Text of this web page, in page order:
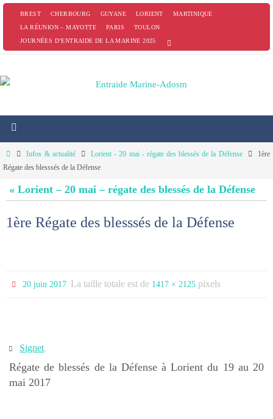
PasserBREST CHERBOURG GUYANE LORIENT
MARTINIQUE
LA RÉUNION – MAYOTTE
PARIS
TOULON
JOURNÉES D’ENTRAIDE DE LA MARINE 2025
HomeInfos & actualité Lorient - 20 mai - régate des blessés de la Défense
1ère
Régate des blesssés de la Défense
« Lorient – 20 mai – régate des blessés de la Défense
1ère Régate des blesssés de la Défense
20 juin 2017 La taille totale est de 1417 × 2125 pixels
Signet.
Régate de blessés de la Défense à Lorient du 19 au 20
mai 2017